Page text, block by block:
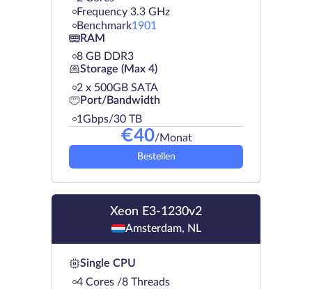
Frequency 3.3 GHz
Benchmark1901
RAM
8 GB DDR3
Storage (Max 4)
2 х 500GB SATA
Port/Bandwidth
1Gbps/30 TB
€40/Monat
Bestellen
Xeon E3-1230v2
Amsterdam, NL
Single CPU
4 Cores /8 Threads